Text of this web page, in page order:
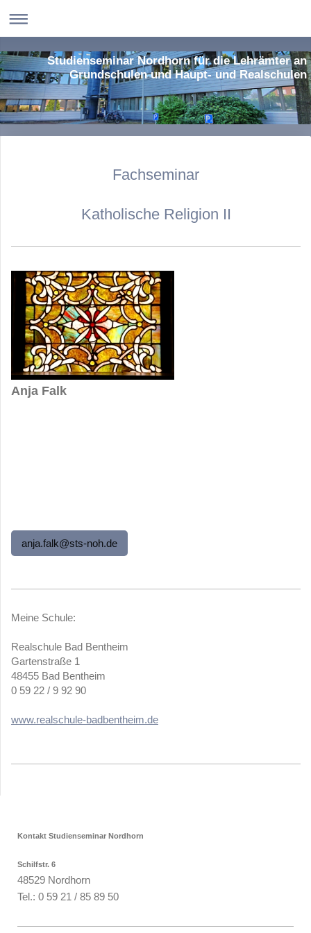
Studienseminar Nordhorn für die Lehrämter an
Grundschulen und Haupt- und Realschulen
Fachseminar
Katholische Religion II
Anja Falk
anja.falk@sts-noh.de
Meine Schule:
Realschule Bad Bentheim
Gartenstraße 1
48455 Bad Bentheim
0 59 22 / 9 92 90
www.realschule-badbentheim.de
Kontakt Studienseminar Nordhorn
Schilfstr. 6
48529 Nordhorn
Tel.: 0 59 21 / 85 89 50